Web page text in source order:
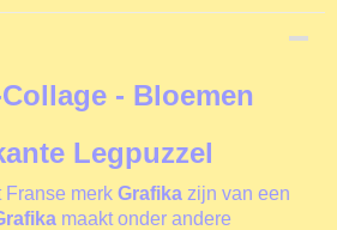
- Bloemen
Legpuzzel
Franse merk Grafika zijn van een
maakt onder andere